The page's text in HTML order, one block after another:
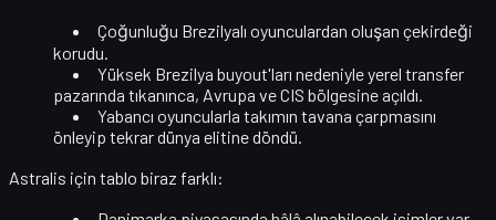
Çoğunluğu Brezilyalı oyunculardan oluşan çekirdeği
korudu.
Yüksek Brezilya buyout'ları nedeniyle yerel transfer
pazarında tıkanınca, Avrupa ve CIS bölgesine açıldı.
Yabancı oyuncularla takımın tavana çarpmasını
önleyip tekrar dünya elitine döndü.
Astralis için tablo biraz farklı: